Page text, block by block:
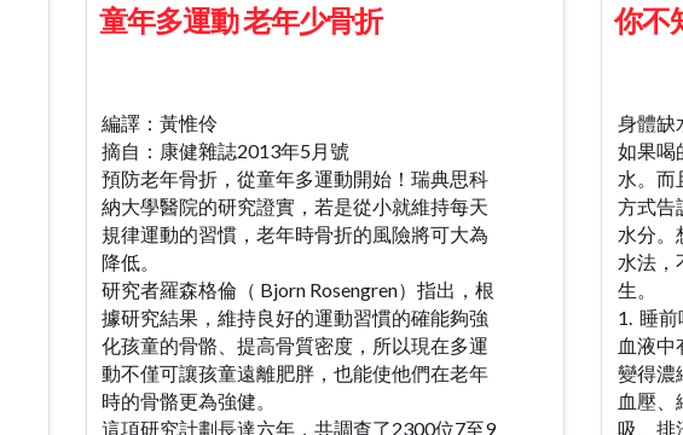
童年多運動 老年少骨折
編譯：黃惟伶
摘自：康健雜誌2013年5月號
預防老年骨折，從童年多運動開始！瑞典思科
納大學醫院的研究證實，若是從小就維持每天
規律運動的習慣，老年時骨折的風險將可大為
降低。
研究者羅森格倫（ Bjorn Rosengren）指出，根
據研究結果，維持良好的運動習慣的確能夠強
化孩童的骨骼、提高骨質密度，所以現在多運
動不僅可讓孩童遠離肥胖，也能使他們在老年
時的骨骼更為強健。
這項研究計劃長達六年，共調查了2300位7至9
你不
身體缺
如果喝
水。而
方式告
水分。
水法，
生。
1. 睡前
血液中
變得濃
血壓、
吸、排